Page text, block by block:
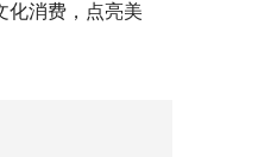
化消费，点亮美